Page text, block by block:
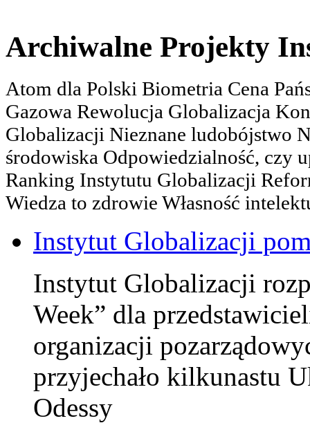
Archiwalne Projekty
Atom dla Polski Biometria Cena
Gazowa Rewolucja Globalizacja
Globalizacji Nieznane ludobójstwo
środowiska Odpowiedzialność, czy
Ranking Instytutu Globalizacji
Wiedza to zdrowie Własność
Instytut Globalizacji
Instytut Globalizacji
Week” dla
organizacji
przyjechało kilkunastu
Odessy